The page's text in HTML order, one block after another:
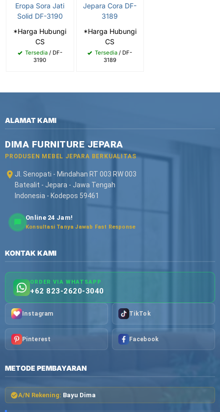
Eropa Sora Jati
Solid DF-3190
*Harga Hubungi
CS
Tersedia/ DF-
3190
Jepara Cora DF-
3189
*Harga Hubungi
CS
Tersedia / DF-
3189
ALAMAT KAMI
DIMA FURNITURE JEPARA
PRODUSEN MEBEL JEPARA BERKUALITAS
Jl. Senopati - Mindahan RT 003 RW 003
Batealit - Jepara - Jawa Tengah
Indonesia - Kodepos 59461
Online 24 Jam!
Konsultasi Tanya Jawab Fast Response
KONTAK KAMI
ORDER VIA WHATSAPP
+62 823-2620-3040
Instagram TikTok
Pinterest Facebook
METODE PEMBAYARAN
A/N Rekening: Bayu Dima